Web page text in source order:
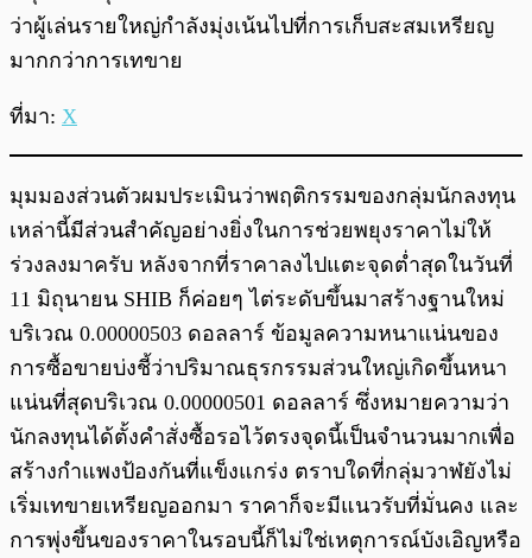
ว่าผู้เล่นรายใหญ่กำลังมุ่งเน้นไปที่การเก็บสะสมเหรียญ
มากกว่าการเทขาย
ที่มา: X
มุมมองส่วนตัวผมประเมินว่าพฤติกรรมของกลุ่มนักลงทุน
เหล่านี้มีส่วนสำคัญอย่างยิ่งในการช่วยพยุงราคาไม่ให้
ร่วงลงมาครับ หลังจากที่ราคาลงไปแตะจุดต่ำสุดในวันที่
11 มิถุนายน SHIB ก็ค่อยๆ ไต่ระดับขึ้นมาสร้างฐานใหม่
บริเวณ 0.00000503 ดอลลาร์ ข้อมูลความหนาแน่นของ
การซื้อขายบ่งชี้ว่าปริมาณธุรกรรมส่วนใหญ่เกิดขึ้นหนา
แน่นที่สุดบริเวณ 0.00000501 ดอลลาร์ ซึ่งหมายความว่า
นักลงทุนได้ตั้งคำสั่งซื้อรอไว้ตรงจุดนี้เป็นจำนวนมากเพื่อ
สร้างกำแพงป้องกันที่แข็งแกร่ง ตราบใดที่กลุ่มวาฬยังไม่
เริ่มเทขายเหรียญออกมา ราคาก็จะมีแนวรับที่มั่นคง และ
การพุ่งขึ้นของราคาในรอบนี้ก็ไม่ใช่เหตุการณ์บังเอิญหรือ